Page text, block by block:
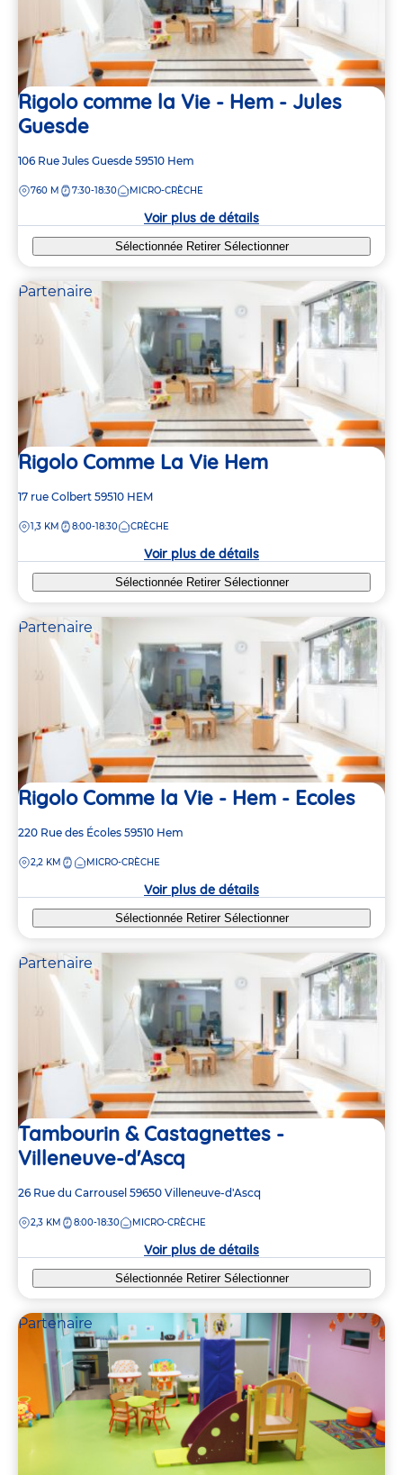
Rigolo comme la Vie - Hem - Jules
Guesde
Adresse
la
106 Rue Jules Guesde 59510 Hem
DISTANCE
760 M 7:30-18:30 MICRO-CRÈCHE
Voir plus de détails
Sélectionnée Retirer Sélectionner
Partenaire
Rigolo Comme La Vie Hem
Adresse
la
17 rue Colbert 59510 HEM
DISTANCE
1,3 KM 8:00-18:30 CRÈCHE
Voir plus de détails
Sélectionnée Retirer Sélectionner
Partenaire
Rigolo Comme la Vie - Hem - Ecoles
Adresse
la
220 Rue des Écoles 59510 Hem
DISTANCE
2,2 KM MICRO-CRÈCHE
Voir plus de détails
Sélectionnée Retirer Sélectionner
Partenaire
Tambourin & Castagnettes -
Villeneuve-d'Ascq
Adresse
la
26 Rue du Carrousel 59650 Villeneuve-d'Ascq
DISTANCE
2,3 KM 8:00-18:30 MICRO-CRÈCHE
Voir plus de détails
Sélectionnée Retirer Sélectionner
Partenaire